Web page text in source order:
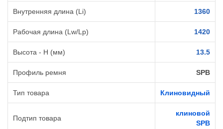
Внутренняя длина (Li) 1360
Рабочая длина (Lw/Lp) 1420
Высота - H (мм) 13.5
Профиль ремня SPB
Тип товара Клиновидный
Подтип товара
клиновой
SPB